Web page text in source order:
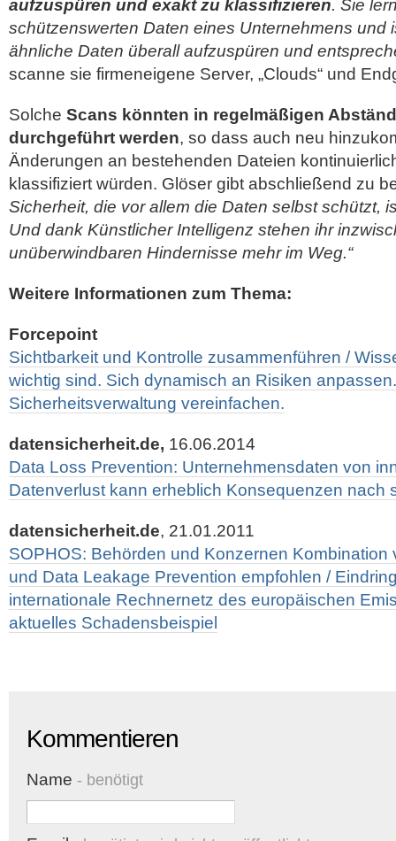
aufzuspüren und exakt zu klassifizieren. Sie
schützenswerten Daten eines Unternehmens und
ähnliche Daten überall aufzuspüren und
scanne sie firmeneigene Server, „Clouds“ und
Solche Scans könnten in regelmäßigen
durchgeführt werden, so dass auch neu
Änderungen an bestehenden Dateien
klassifiziert würden. Glöser gibt abschließend zu
Sicherheit, die vor allem die Daten selbst schützt,
Und dank Künstlicher Intelligenz stehen ihr
unüberwindbaren Hindernisse mehr im Weg.“
Weitere Informationen zum Thema:
Forcepoint
Sichtbarkeit und Kontrolle zusammenführen /
wichtig sind. Sich dynamisch an Risiken
Sicherheitsverwaltung vereinfachen.
datensicherheit.de, 16.06.2014
Data Loss Prevention: Unternehmensdaten von
Datenverlust kann erheblich Konsequenzen nach
datensicherheit.de, 21.01.2011
SOPHOS: Behörden und Konzernen Kombination
und Data Leakage Prevention empfohlen /
internationale Rechnernetz des europäischen
aktuelles Schadensbeispiel
Kommentieren
Name - benötigt